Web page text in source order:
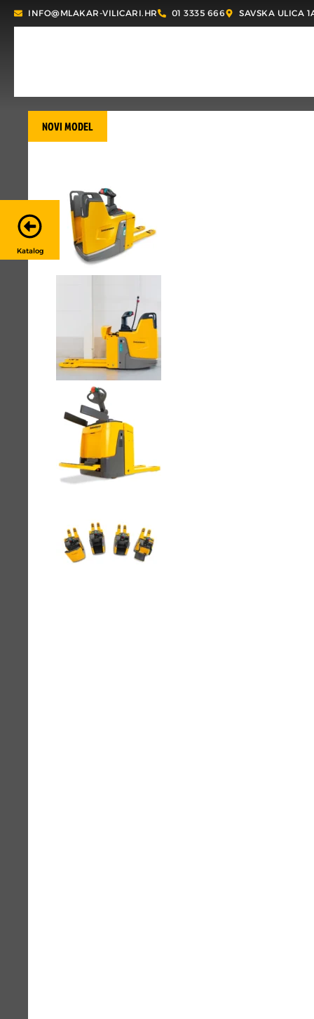
INFO@MLAKAR-VILICARI.HR 01 3335 666 SAVSKA ULICA
NOVI MODEL